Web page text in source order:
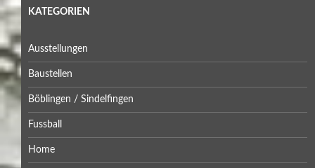
KATEGORIEN
Ausstellungen
Baustellen
Böblingen / Sindelfingen
Fussball
Home